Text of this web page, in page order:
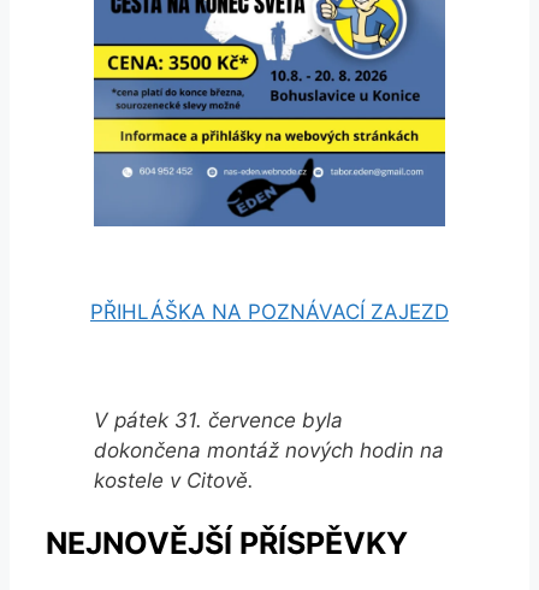
PŘIHLÁŠKA NA POZNÁVACÍ ZAJEZD
V pátek 31. července byla
dokončena montáž nových hodin na
kostele v Citově.
NEJNOVĚJŠÍ PŘÍSPĚVKY